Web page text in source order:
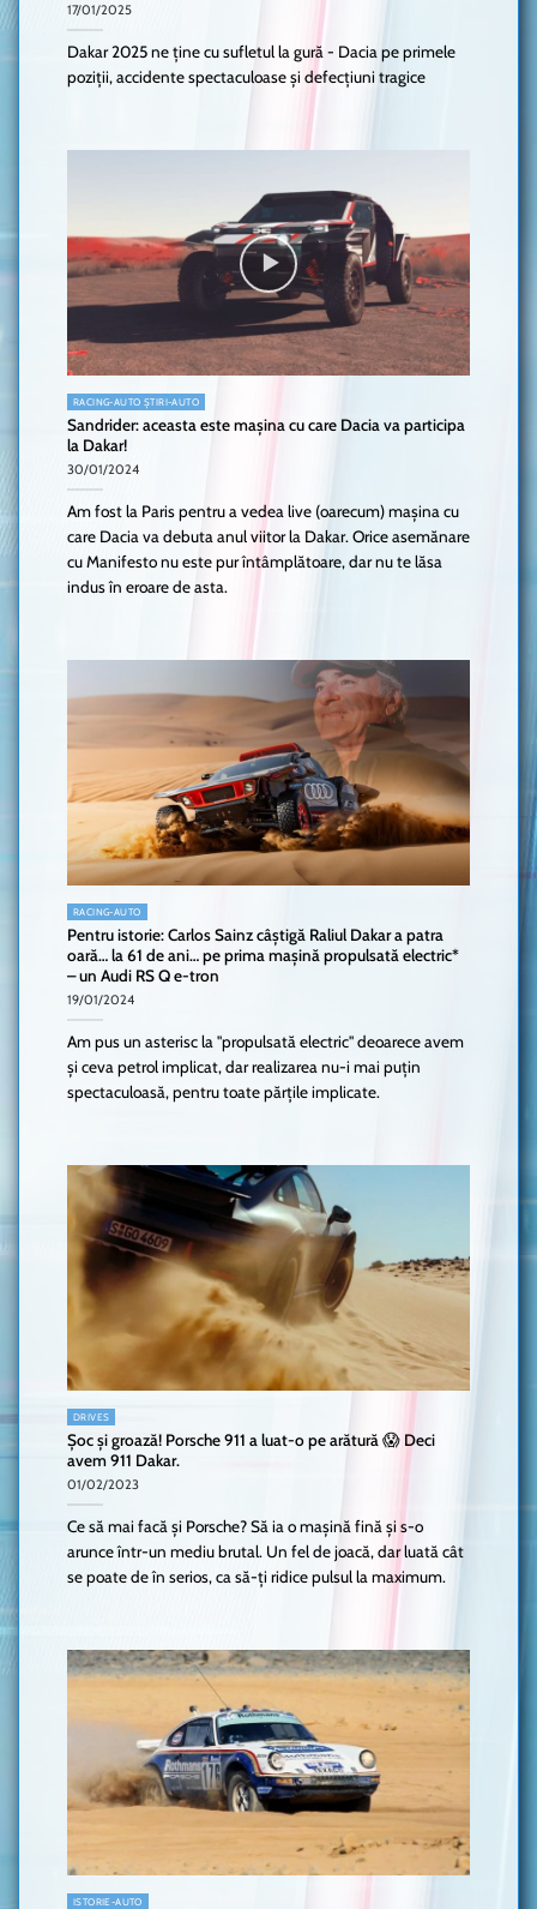
17/01/2025
Dakar 2025 ne ține cu sufletul la gură - Dacia pe primele
poziții, accidente spectaculoase și defecțiuni tragice
RACING-AUTO ȘTIRI-AUTO
Sandrider: aceasta este mașina cu care Dacia va participa
la Dakar!
30/01/2024
Am fost la Paris pentru a vedea live (oarecum) mașina cu
care Dacia va debuta anul viitor la Dakar. Orice asemănare
cu Manifesto nu este pur întâmplătoare, dar nu te lăsa
indus în eroare de asta.
RACING-AUTO
Pentru istorie: Carlos Sainz câștigă Raliul Dakar a patra
oară… la 61 de ani… pe prima mașină propulsată electric*
– un Audi RS Q e-tron
19/01/2024
Am pus un asterisc la "propulsată electric" deoarece avem
și ceva petrol implicat, dar realizarea nu-i mai puțin
spectaculoasă, pentru toate părțile implicate.
DRIVES
Șoc și groază! Porsche 911 a luat-o pe arătură 😱 Deci
avem 911 Dakar.
01/02/2023
Ce să mai facă și Porsche? Să ia o mașină fină și s-o
arunce într-un mediu brutal. Un fel de joacă, dar luată cât
se poate de în serios, ca să-ți ridice pulsul la maximum.
ISTORIE-AUTO